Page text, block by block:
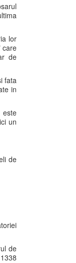
lor
care
de
fata
in
un
de
de